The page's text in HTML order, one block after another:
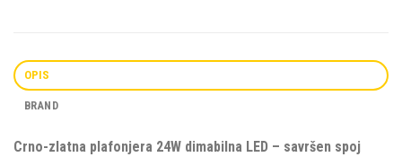
OPIS
BRAND
Crno-zlatna plafonjera 24W dimabilna LED – savršen spoj